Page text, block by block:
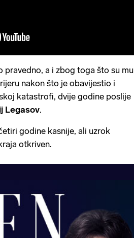
a i zbog toga što su mu
nakon što je obavijestio i
katastrofi, dvije godine poslije
Legasov.
godine kasnije, ali uzrok
otkriven.